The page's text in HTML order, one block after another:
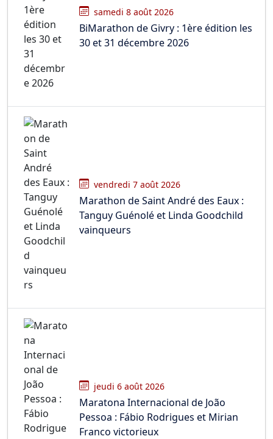
samedi 8 août 2026
BiMarathon de Givry : 1ère édition les
30 et 31 décembre 2026
vendredi 7 août 2026
Marathon de Saint André des Eaux :
Tanguy Guénolé et Linda Goodchild
vainqueurs
jeudi 6 août 2026
Maratona Internacional de João
Pessoa : Fábio Rodrigues et Mirian
Franco victorieux